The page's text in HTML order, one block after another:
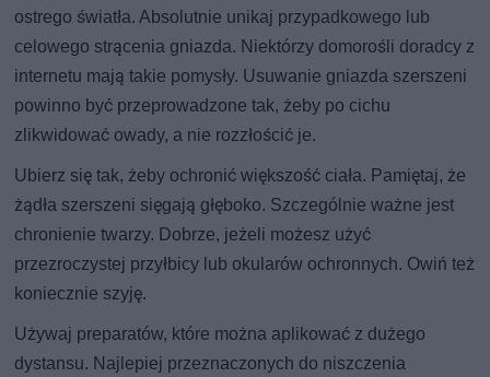
ostrego światła. Absolutnie unikaj przypadkowego lub
celowego strącenia gniazda. Niektórzy domorośli doradcy z
internetu mają takie pomysły. Usuwanie gniazda szerszeni
powinno być przeprowadzone tak, żeby po cichu
zlikwidować owady, a nie rozzłościć je.
Ubierz się tak, żeby ochronić większość ciała. Pamiętaj, że
żądła szerszeni sięgają głęboko. Szczególnie ważne jest
chronienie twarzy. Dobrze, jeżeli możesz użyć
przezroczystej przyłbicy lub okularów ochronnych. Owiń też
koniecznie szyję.
Używaj preparatów, które można aplikować z dużego
dystansu. Najlepiej przeznaczonych do niszczenia